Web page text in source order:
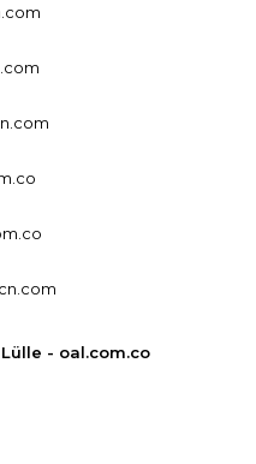
- oal.com.co